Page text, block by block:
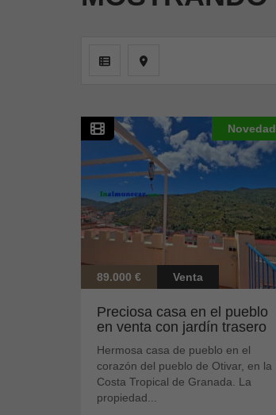
Novedad
89.000 € Venta
Preciosa casa en el pueblo
en venta con jardín trasero
Hermosa casa de pueblo en el
corazón del pueblo de Otivar, en la
Costa Tropical de Granada. La
propiedad...